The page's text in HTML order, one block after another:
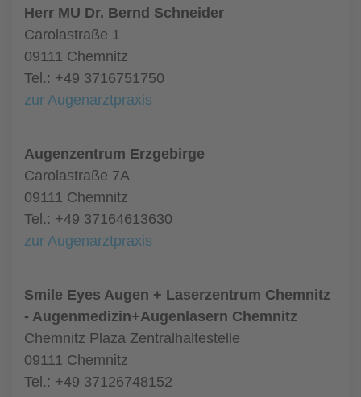
Herr MU Dr. Bernd Schneider
Carolastraße 1
09111 Chemnitz
Tel.: +49 3716751750
zur Augenarztpraxis
Augenzentrum Erzgebirge
Carolastraße 7A
09111 Chemnitz
Tel.: +49 37164613630
zur Augenarztpraxis
Smile Eyes Augen + Laserzentrum Chemnitz
- Augenmedizin+Augenlasern Chemnitz
Chemnitz Plaza Zentralhaltestelle
09111 Chemnitz
Tel.: +49 37126748152